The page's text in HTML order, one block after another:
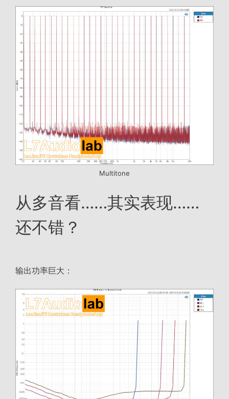
Multitone
从多音看……其实表现……
还不错？
输出功率巨大：